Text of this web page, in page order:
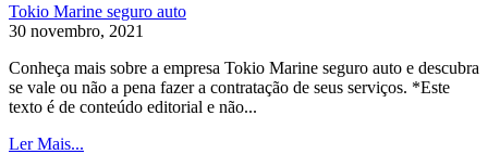
Tokio Marine seguro auto
30 novembro, 2021
Conheça mais sobre a empresa Tokio Marine seguro auto e descubra
se vale ou não a pena fazer a contratação de seus serviços. *Este
texto é de conteúdo editorial e não...
Ler Mais...